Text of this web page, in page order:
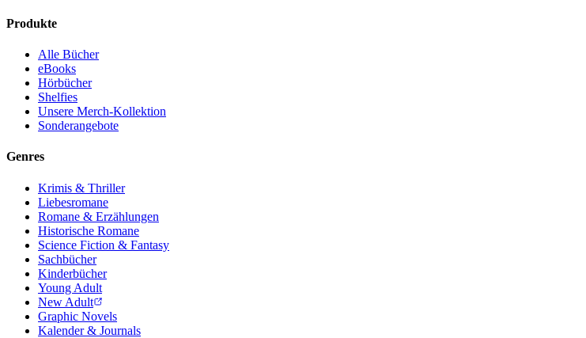
Produkte
Alle Bücher
eBooks
Hörbücher
Shelfies
Unsere Merch-Kollektion
Sonderangebote
Genres
Krimis & Thriller
Liebesromane
Romane & Erzählungen
Historische Romane
Science Fiction & Fantasy
Sachbücher
Kinderbücher
Young Adult
New Adult
Graphic Novels
Kalender & Journals